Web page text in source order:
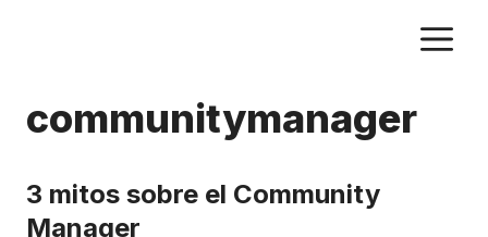
communitymanager
3 mitos sobre el Community
Manager